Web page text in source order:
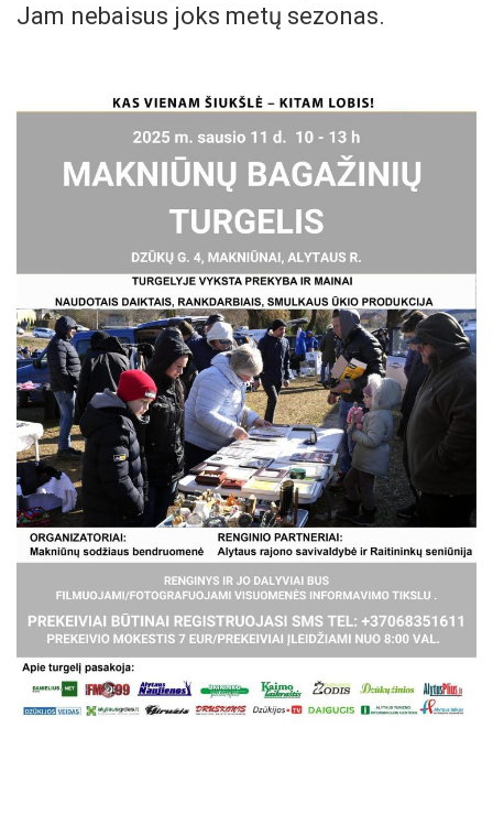
Jam nebaisus joks metų sezonas.